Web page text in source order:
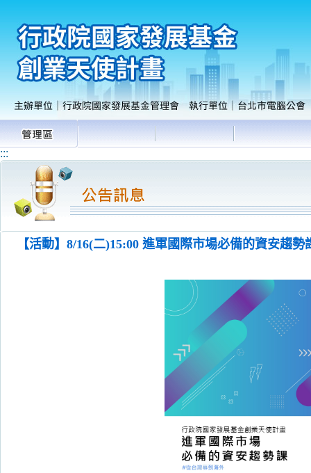
:::
【活動】8/16(二)15:00 進軍國際市場必備的資安趨勢